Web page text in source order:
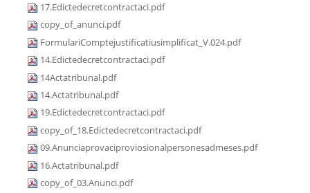
17.Edictedecretcontractaci.pdf
copy_of_anunci.pdf
FormulariComptejustificatiusimplificat_V.024.pdf
14.Edictedecretcontractaci.pdf
14Actatribunal.pdf
14.Actatribunal.pdf
19.Edictedecretcontractaci.pdf
copy_of_18.Edictedecretcontractaci.pdf
09.Anunciaprovaciproviosionalpersonesadmeses.pdf
16.Actatribunal.pdf
copy_of_03.Anunci.pdf